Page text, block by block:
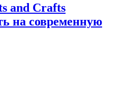
and Crafts
на современную